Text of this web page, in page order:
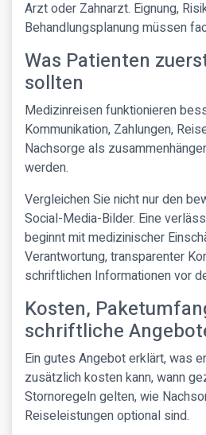
Arzt oder Zahnarzt. Eignung,
Behandlungsplanung müssen
Was Patienten
sollten
Medizinreisen funktionieren
Kommunikation, Zahlungen,
Nachsorge als
werden.
Vergleichen Sie nicht nur den
Social-Media-Bilder. Eine
beginnt mit medizinischer
Verantwortung, transparenter
schriftlichen Informationen vor
Kosten,
schriftliche
Ein gutes Angebot erklärt, was
zusätzlich kosten kann, wann
Stornoregeln gelten, wie
Reiseleistungen optional sind.